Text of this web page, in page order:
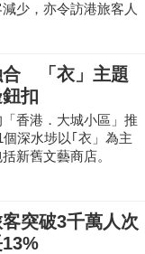
少，亦令訪港旅客人
年才改善。
合 「衣」主題
扣
香港．大城小區」推
深水埗以｢衣」為主
新舊文藝商店。
突破3千萬人次